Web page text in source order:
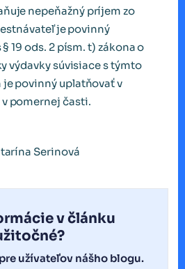
nepeňažný príjem zo
je povinný
19 ods. 2 písm. t) zákona o
výdavky súvisiace s týmto
povinný uplatňovať v
pomernej časti.
Serinová
v článku
užívateľov nášho blogu.